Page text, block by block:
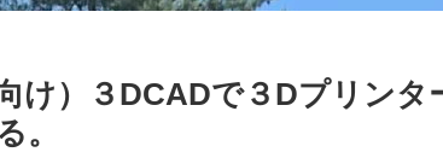
向け）３DCADで３Dプリン
。